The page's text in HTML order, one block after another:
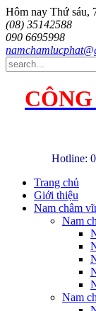
Hôm nay Thứ sáu,
(08) 35142588
090 6695998
Hotline:
Trang chủ
Giới thiệu
Nam châm
Nam
Nam